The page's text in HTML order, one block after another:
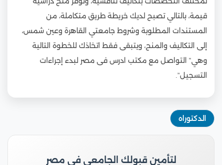
قيمة، بالتالي تصبح لديك خريطة طريق متكاملة، من
المستندات المطلوبة وشروط جامعتي القاهرة وعين شمس،
إلى التكاليف والمنح، ويتبقى فقط اتخاذك للخطوة التالية
وهي” التواصل مع مكتب ادرس فى مصر لبدء إجراءات
التسجيل”.
الدكتوراه
لتأمين قبولك الجامعي في مصر